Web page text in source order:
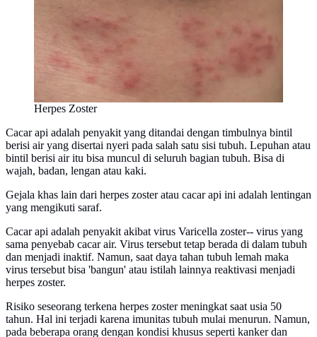
Herpes Zoster
Cacar api adalah penyakit yang ditandai dengan timbulnya bintil
berisi air yang disertai nyeri pada salah satu sisi tubuh. Lepuhan atau
bintil berisi air itu bisa muncul di seluruh bagian tubuh. Bisa di
wajah, badan, lengan atau kaki.
Gejala khas lain dari herpes zoster atau cacar api ini adalah lentingan
yang mengikuti saraf.
Cacar api adalah penyakit akibat virus Varicella zoster-- virus yang
sama penyebab cacar air. Virus tersebut tetap berada di dalam tubuh
dan menjadi inaktif. Namun, saat daya tahan tubuh lemah maka
virus tersebut bisa 'bangun' atau istilah lainnya reaktivasi menjadi
herpes zoster.
Risiko seseorang terkena herpes zoster meningkat saat usia 50
tahun. Hal ini terjadi karena imunitas tubuh mulai menurun. Namun,
pada beberapa orang dengan kondisi khusus seperti kanker dan